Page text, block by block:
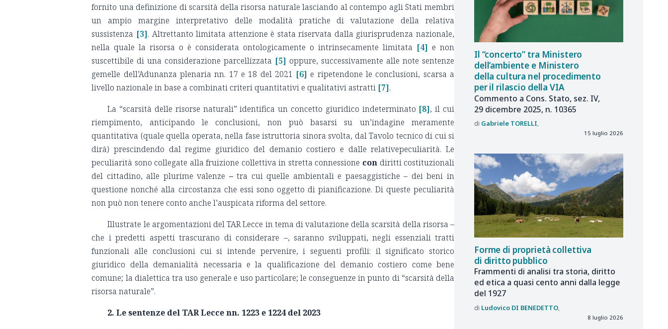
fornito una definizione di scarsità della risorsa naturale lasciando al contempo agli Stati membri
un ampio margine interpretativo delle modalità pratiche di valutazione della relativa
sussistenza [3]. Altrettanto limitata attenzione è stata riservata dalla giurisprudenza nazionale,
nella quale la risorsa o è considerata ontologicamente o intrinsecamente limitata [4] e non
suscettibile di una considerazione parcellizzata [5] oppure, successivamente alle note sentenze
gemelle dell’Adunanza plenaria nn. 17 e 18 del 2021 [6] e ripetendone le conclusioni, scarsa a
livello nazionale in base a combinati criteri quantitativi e qualitativi astratti [7].
La “scarsità delle risorse naturali” identifica un concetto giuridico indeterminato [8], il cui
riempimento, anticipando le conclusioni, non può basarsi su un’indagine meramente
quantitativa (quale quella operata, nella fase istruttoria sinora svolta, dal Tavolo tecnico di cui si
dirà) prescindendo dal regime giuridico del demanio costiero e dalle relativepeculiarità. Le
peculiarità sono collegate alla fruizione collettiva in stretta connessione con diritti costituzionali
del cittadino, alle plurime valenze –tra cui quelle ambientali e paesaggistiche – dei beni in
questione nonché alla circostanza che essi sono oggetto di pianificazione. Di queste peculiarità
non può non tenere conto anche l’auspicata riforma del settore.
Illustrate le argomentazioni del TAR Lecce in tema di valutazione della scarsità della risorsa –
che i predetti aspetti trascurano di considerare –, saranno sviluppati, negli essenziali tratti
funzionali alle conclusioni cui si intende pervenire, i seguenti profili: il significato storico
giuridico della demanialità necessaria e la qualificazione del demanio costiero come bene
comune; la dialettica tra uso generale e uso particolare; le conseguenze in punto di “scarsità della
risorsa naturale”.
2. Le sentenze del TAR Lecce nn. 1223 e 1224 del 2023
Il “concerto” tra Ministero
dell’ambiente e Ministero
della cultura nel procedimento
per il rilascio della VIA
Commento a Cons. Stato, sez. IV,
29 dicembre 2025, n. 10365
Gabriele TORELLI
15 luglio 2026
Forme di proprietà collettiva
di diritto pubblico
Frammenti di analisi tra storia, diritto
ed etica a quasi cento anni dalla legge
del 1927
Ludovico DI BENEDETTO
8 luglio 2026